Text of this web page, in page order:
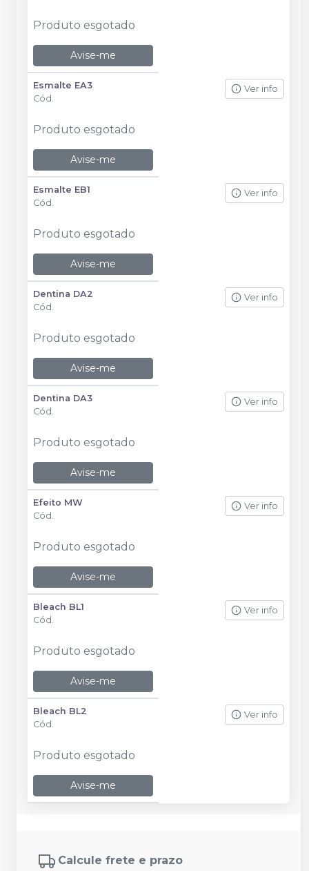
Produto esgotado
Avise-me
Esmalte EA3
Cód.
Ver info
Produto esgotado
Avise-me
Esmalte EB1
Cód.
Ver info
Produto esgotado
Avise-me
Dentina DA2
Cód.
Ver info
Produto esgotado
Avise-me
Dentina DA3
Cód.
Ver info
Produto esgotado
Avise-me
Efeito MW
Cód.
Ver info
Produto esgotado
Avise-me
Bleach BL1
Cód.
Ver info
Produto esgotado
Avise-me
Bleach BL2
Cód.
Ver info
Produto esgotado
Avise-me
Calcule frete e prazo